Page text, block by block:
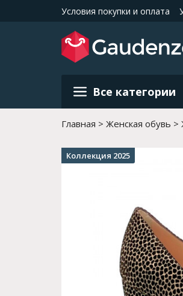
Условия покупки и оплата
Все категории
Главная Женская обувь
Коллекция 2025